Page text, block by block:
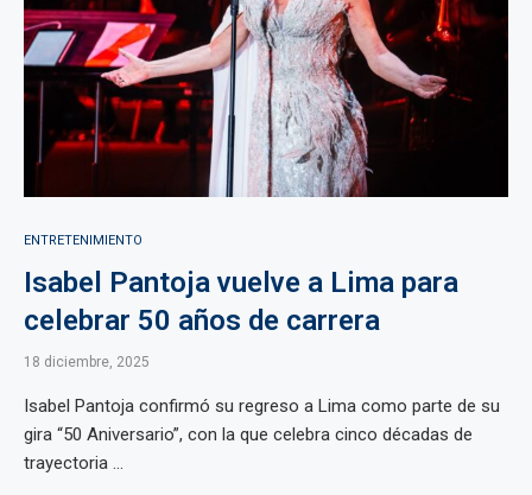
ENTRETENIMIENTO
Isabel Pantoja vuelve a Lima para
celebrar 50 años de carrera
18 diciembre, 2025
Isabel Pantoja confirmó su regreso a Lima como parte de su
gira “50 Aniversario”, con la que celebra cinco décadas de
trayectoria ...